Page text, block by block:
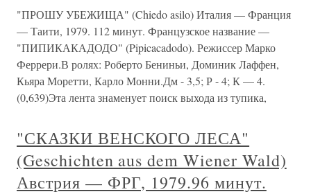
"ПРОШУ УБЕЖИЩА" (Chiedo asilo) Италия — Франция
— Таити, 1979. 112 минут. Французское название —
"ПИПИКАКАДОДО" (Pipicacadodo). Режиссер Марко
Феррери.В ролях: Роберто Бениньи, Доминик Лаффен,
Кьяра Моретти, Карло Монни.Дм - 3,5; Р - 4; К — 4.
(0,639)Эта лента знаменует поиск выхода из тупика,
"СКАЗКИ ВЕНСКОГО ЛЕСА"
(Geschichten aus dem Wiener Wald)
Австрия — ФРГ, 1979.96 минут.